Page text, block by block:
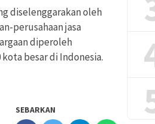
diselenggarakan oleh
perusahaan jasa
diperoleh
besar di Indonesia.
SEBARKAN